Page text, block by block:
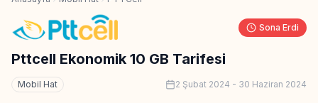
Sona Erdi
Pttcell Ekonomik 10 GB Tarifesi
Mobil Hat 2 Şubat 2024 - 30 Haziran 2024